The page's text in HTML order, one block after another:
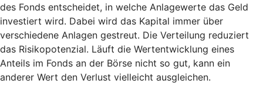
des Fonds entscheidet, in welche Anlagewerte das Geld
investiert wird. Dabei wird das Kapital immer über
verschiedene Anlagen gestreut. Die Verteilung reduziert
das Risikopotenzial. Läuft die Wertentwicklung eines
Anteils im Fonds an der Börse nicht so gut, kann ein
anderer Wert den Verlust vielleicht ausgleichen.